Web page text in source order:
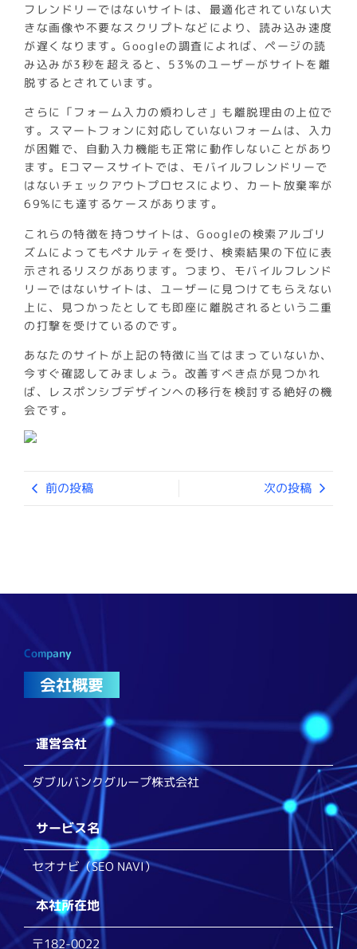
フレンドリーではないサイトは、最適化されていない大
きな画像や不要なスクリプトなどにより、読み込み速度
が遅くなります。Googleの調査によれば、ページの読
み込みが3秒を超えると、53%のユーザーがサイトを離
脱するとされています。
さらに「フォーム入力の煩わしさ」も離脱理由の上位で
す。スマートフォンに対応していないフォームは、入力
が困難で、自動入力機能も正常に動作しないことがあり
ます。Eコマースサイトでは、モバイルフレンドリーで
はないチェックアウトプロセスにより、カート放棄率が
69%にも達するケースがあります。
これらの特徴を持つサイトは、Googleの検索アルゴリ
ズムによってもペナルティを受け、検索結果の下位に表
示されるリスクがあります。つまり、モバイルフレンド
リーではないサイトは、ユーザーに見つけてもらえない
上に、見つかったとしても即座に離脱されるという二重
の打撃を受けているのです。
あなたのサイトが上記の特徴に当てはまっていないか、
今すぐ確認してみましょう。改善すべき点が見つかれ
ば、レスポンシブデザインへの移行を検討する絶好の機
会です。
前の投稿 次の投稿
Company
会社概要
運営会社
ダブルバンクグループ株式会社
サービス名
セオナビ（SEO NAVI）
本社所在地
〒182-0022